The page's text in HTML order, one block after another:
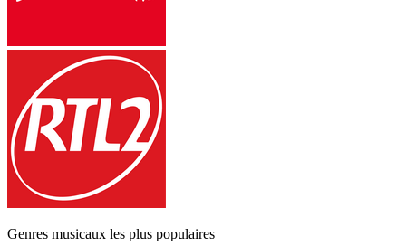
Genres musicaux les plus populaires